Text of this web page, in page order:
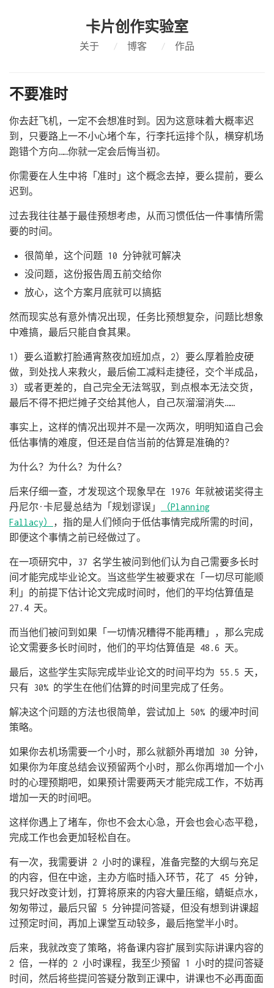
卡片创作实验室
关于 / 博客 / 作品
不要准时
你去赶飞机，一定不会想准时到。因为这意味着大概率迟
到，只要路上一不小心堵个车，行李托运排个队，横穿机场
跑错个方向……你就一定会后悔当初。
你需要在人生中将「准时」这个概念去掉，要么提前，要么
迟到。
过去我往往基于最佳预想考虑，从而习惯低估一件事情所需
要的时间。
很简单，这个问题 10 分钟就可解决
没问题，这份报告周五前交给你
放心，这个方案月底就可以搞掂
然而现实总有意外情况出现，任务比预想复杂，问题比想象
中难搞，最后只能自食其果。
1）要么道歉打脸通宵熬夜加班加点，2）要么厚着脸皮硬
做，到处找人来救火，最后偷工减料走捷径，交个半成品，
3）或者更差的，自己完全无法驾驭，到点根本无法交货，
最后不得不把烂摊子交给其他人，自己灰溜溜消失……
事实上，这样的情况出现并不是一次两次，明明知道自己会
低估事情的难度，但还是自信当前的估算是准确的？
为什么？为什么？为什么？
后来仔细一查，才发现这个现象早在 1976 年就被诺奖得主
丹尼尔·卡尼曼总结为「规划谬误」
（Planning
Fallacy）
，指的是人们倾向于低估事情完成所需的时间，
即便这个事情之前已经做过了。
在一项研究中，37 名学生被问到他们认为自己需要多长时
间才能完成毕业论文。当这些学生被要求在「一切尽可能顺
利」的前提下估计论文完成时间时，他们的平均估算值是
27.4 天。
而当他们被问到如果「一切情况糟得不能再糟」，那么完成
论文需要多长时间时，他们的平均估算值是 48.6 天。
最后，这些学生实际完成毕业论文的时间平均为 55.5 天，
只有 30% 的学生在他们估算的时间里完成了任务。
解决这个问题的方法也很简单，尝试加上 50% 的缓冲时间
策略。
如果你去机场需要一个小时，那么就额外再增加 30 分钟，
如果你为年度总结会议预留两个小时，那么你再增加一个小
时的心理预期吧，如果预计需要两天才能完成工作，不妨再
增加一天的时间吧。
这样你遇上了堵车，你也不会太心急，开会也会心态平稳，
完成工作也会更加轻松自在。
有一次，我需要讲 2 小时的课程，准备完整的大纲与充足
的内容，但在中途，主办方临时插入环节，花了 45 分钟，
我只好改变计划，打算将原来的内容大量压缩，蜻蜓点水，
匆匆带过，最后只留 5 分钟提问答疑，但没有想到讲课超
过预定时间，再加上课堂互动较多，最后拖堂半小时。
后来，我就改变了策略，将备课内容扩展到实际讲课内容的
2 倍，一样的 2 小时课程，我至少预留 1 小时的提问答疑
时间，然后将些提问答疑分散到正课中，讲课也不必再面面